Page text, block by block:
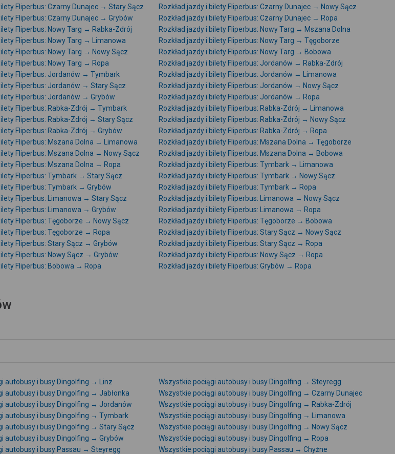
Fliperbus: Czarny Dunajec → Stary Sącz
Rozkład jazdy i bilety Fliperbus: Czarny Dunajec → Nowy Sącz
Fliperbus: Czarny Dunajec → Grybów
Rozkład jazdy i bilety Fliperbus: Czarny Dunajec → Ropa
Fliperbus: Nowy Targ → Rabka-Zdrój
Rozkład jazdy i bilety Fliperbus: Nowy Targ → Mszana Dolna
Fliperbus: Nowy Targ → Limanowa
Rozkład jazdy i bilety Fliperbus: Nowy Targ → Tęgoborze
Fliperbus: Nowy Targ → Nowy Sącz
Rozkład jazdy i bilety Fliperbus: Nowy Targ → Bobowa
Fliperbus: Nowy Targ → Ropa
Rozkład jazdy i bilety Fliperbus: Jordanów → Rabka-Zdrój
Fliperbus: Jordanów → Tymbark
Rozkład jazdy i bilety Fliperbus: Jordanów → Limanowa
Fliperbus: Jordanów → Stary Sącz
Rozkład jazdy i bilety Fliperbus: Jordanów → Nowy Sącz
Fliperbus: Jordanów → Grybów
Rozkład jazdy i bilety Fliperbus: Jordanów → Ropa
Fliperbus: Rabka-Zdrój → Tymbark
Rozkład jazdy i bilety Fliperbus: Rabka-Zdrój → Limanowa
Fliperbus: Rabka-Zdrój → Stary Sącz
Rozkład jazdy i bilety Fliperbus: Rabka-Zdrój → Nowy Sącz
Fliperbus: Rabka-Zdrój → Grybów
Rozkład jazdy i bilety Fliperbus: Rabka-Zdrój → Ropa
Fliperbus: Mszana Dolna → Limanowa
Rozkład jazdy i bilety Fliperbus: Mszana Dolna → Tęgoborze
Fliperbus: Mszana Dolna → Nowy Sącz
Rozkład jazdy i bilety Fliperbus: Mszana Dolna → Bobowa
Fliperbus: Mszana Dolna → Ropa
Rozkład jazdy i bilety Fliperbus: Tymbark → Limanowa
Fliperbus: Tymbark → Stary Sącz
Rozkład jazdy i bilety Fliperbus: Tymbark → Nowy Sącz
Fliperbus: Tymbark → Grybów
Rozkład jazdy i bilety Fliperbus: Tymbark → Ropa
Fliperbus: Limanowa → Stary Sącz
Rozkład jazdy i bilety Fliperbus: Limanowa → Nowy Sącz
Fliperbus: Limanowa → Grybów
Rozkład jazdy i bilety Fliperbus: Limanowa → Ropa
Fliperbus: Tęgoborze → Nowy Sącz
Rozkład jazdy i bilety Fliperbus: Tęgoborze → Bobowa
Fliperbus: Tęgoborze → Ropa
Rozkład jazdy i bilety Fliperbus: Stary Sącz → Nowy Sącz
Fliperbus: Stary Sącz → Grybów
Rozkład jazdy i bilety Fliperbus: Stary Sącz → Ropa
Fliperbus: Nowy Sącz → Grybów
Rozkład jazdy i bilety Fliperbus: Nowy Sącz → Ropa
Fliperbus: Bobowa → Ropa Rozkład jazdy i bilety Fliperbus: Grybów → Ropa
autobusy i busy Dingolfing → Linz
Wszystkie pociągi autobusy i busy Dingolfing → Steyregg
autobusy i busy Dingolfing → Jabłonka
Wszystkie pociągi autobusy i busy Dingolfing → Czarny Dunajec
autobusy i busy Dingolfing → Jordanów
Wszystkie pociągi autobusy i busy Dingolfing → Rabka-Zdrój
autobusy i busy Dingolfing → Tymbark
Wszystkie pociągi autobusy i busy Dingolfing → Limanowa
autobusy i busy Dingolfing → Stary Sącz
Wszystkie pociągi autobusy i busy Dingolfing → Nowy Sącz
autobusy i busy Dingolfing → Grybów
Wszystkie pociągi autobusy i busy Dingolfing → Ropa
autobusy i busy Passau → Steyregg
Wszystkie pociągi autobusy i busy Passau → Chyżne